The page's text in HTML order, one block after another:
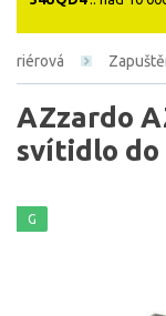
AZzardo
svítidlo do
G